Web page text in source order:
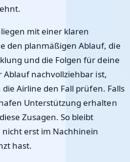
mit einer klaren
den planmäßigen Ablauf, die
und die Folgen für deine
Ablauf nachvollziehbar ist,
Airline den Fall prüfen. Falls
Unterstützung erhalten
Zusagen. So bleibt
nicht erst im Nachhinein
hast.